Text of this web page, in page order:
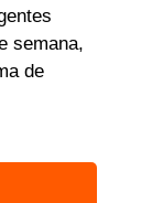
semana,
de